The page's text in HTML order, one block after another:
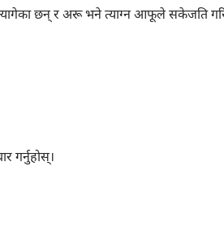
छन्‌ र अरू भने त्याग्न आफूले सकेजति
गर्नुहोस्‌।